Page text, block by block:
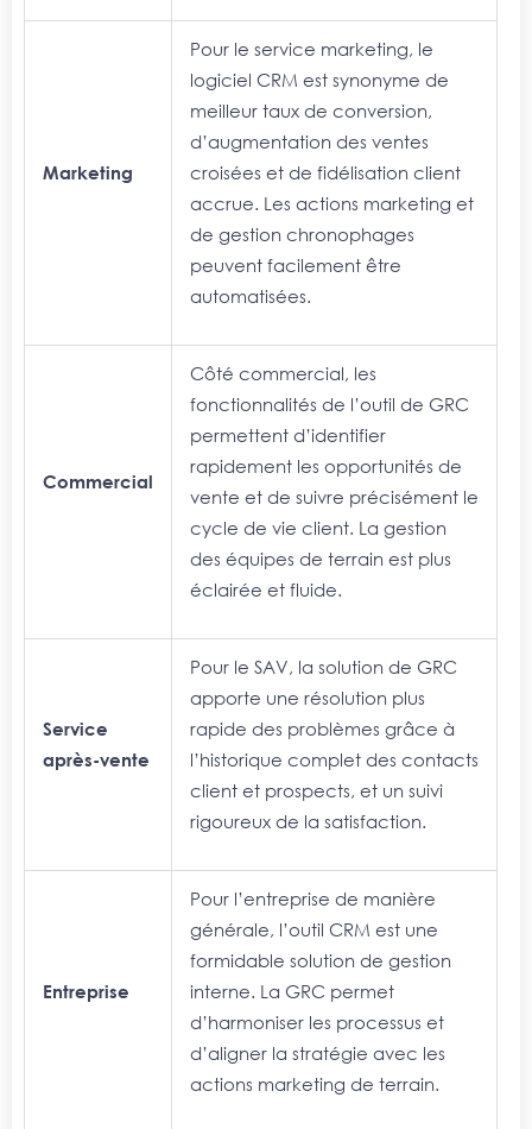
Marketing
Pour le service marketing, le
logiciel CRM est synonyme de
meilleur taux de conversion,
d’augmentation des ventes
croisées et de fidélisation client
accrue. Les actions marketing et
de gestion chronophages
peuvent facilement être
automatisées.
Commercial
Côté commercial, les
fonctionnalités de l’outil de GRC
permettent d’identifier
rapidement les opportunités de
vente et de suivre précisément le
cycle de vie client. La gestion
des équipes de terrain est plus
éclairée et fluide.
Service
après-vente
Pour le SAV, la solution de GRC
apporte une résolution plus
rapide des problèmes grâce à
l’historique complet des contacts
client et prospects, et un suivi
rigoureux de la satisfaction.
Entreprise
Pour l’entreprise de manière
générale, l’outil CRM est une
formidable solution de gestion
interne. La GRC permet
d’harmoniser les processus et
d’aligner la stratégie avec les
actions marketing de terrain.